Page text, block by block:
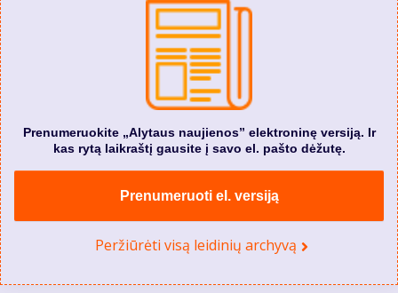
Prenumeruokite „Alytaus naujienos” elektroninę versiją. Ir
kas rytą laikraštį gausite į savo el. pašto dėžutę.
Prenumeruoti el. versiją
Peržiūrėti visą leidinių archyvą